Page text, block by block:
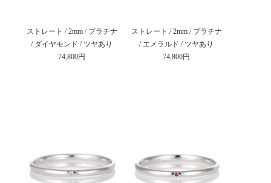
ストレート / 2mm / プラチナ
/ ダイヤモンド / ツヤあり
74,800円
ストレート / 2mm / プラチナ
/ エメラルド / ツヤあり
74,800円